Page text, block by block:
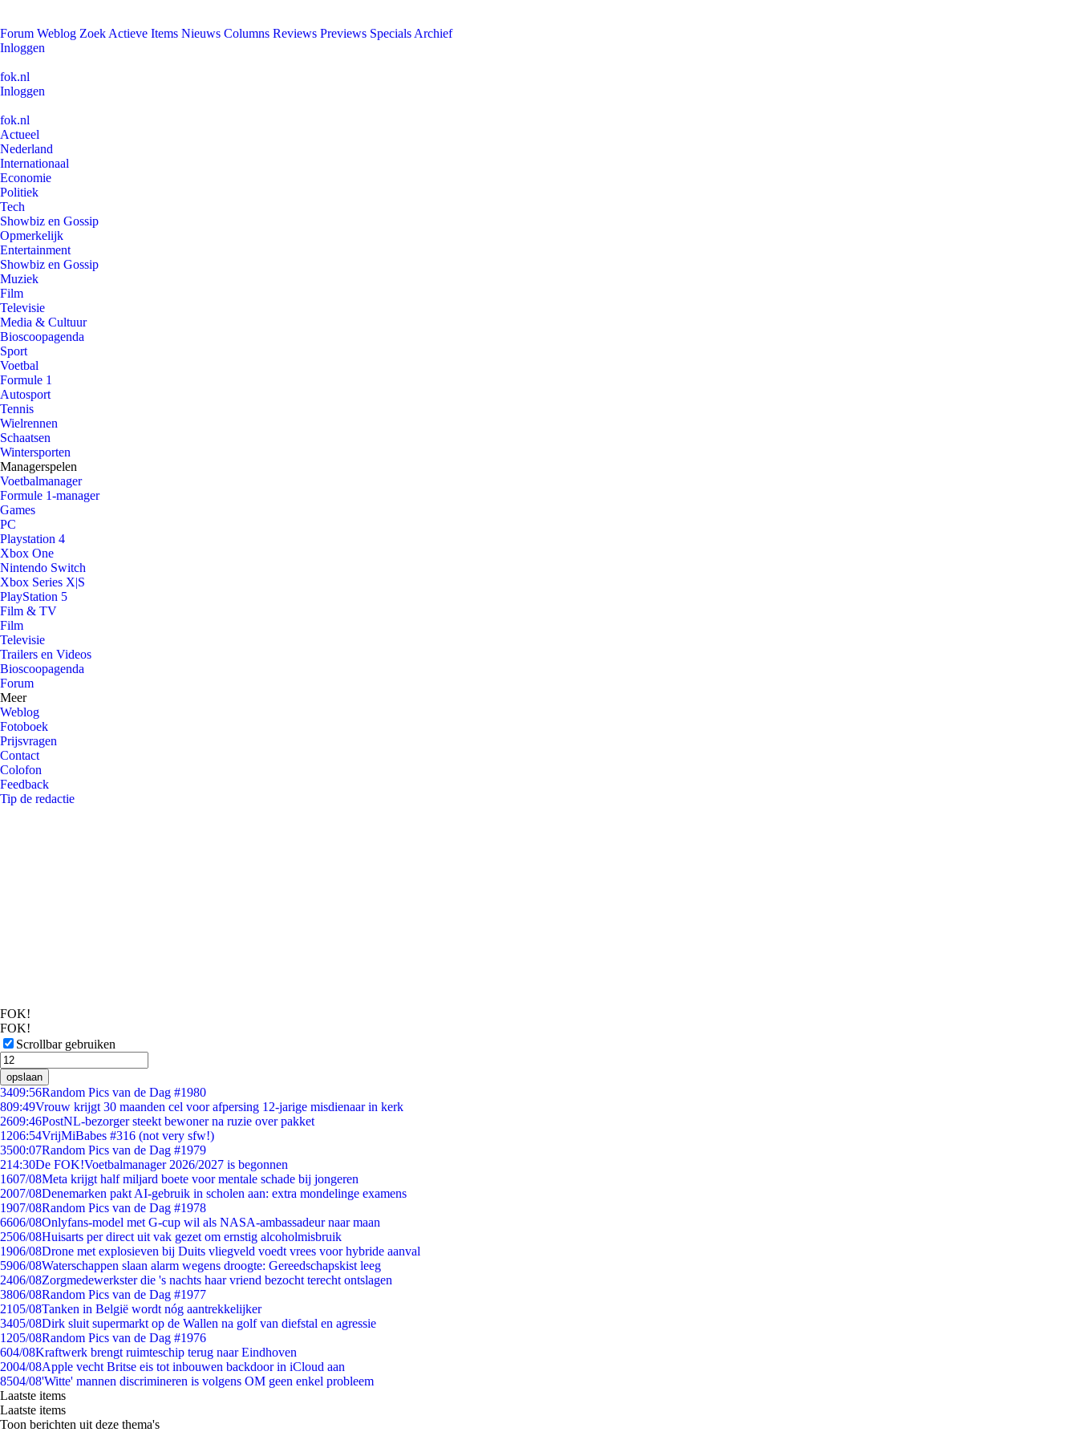
Forum Weblog Zoek Actieve Items Nieuws Columns Reviews Previews Specials Archief
Inloggen
fok.nl
Inloggen
fok.nl
Actueel
Nederland
Internationaal
Economie
Politiek
Tech
Showbiz en Gossip
Opmerkelijk
Entertainment
Showbiz en Gossip
Muziek
Film
Televisie
Media & Cultuur
Bioscoopagenda
Sport
Voetbal
Formule 1
Autosport
Tennis
Wielrennen
Schaatsen
Wintersporten
Managerspelen
Voetbalmanager
Formule 1-manager
Games
PC
Playstation 4
Xbox One
Nintendo Switch
Xbox Series X|S
PlayStation 5
Film & TV
Film
Televisie
Trailers en Videos
Bioscoopagenda
Forum
Meer
Weblog
Fotoboek
Prijsvragen
Contact
Colofon
Feedback
Tip de redactie
FOK!
FOK!
Scrollbar gebruiken
opslaan
3409:56Random Pics van de Dag #1980
809:49Vrouw krijgt 30 maanden cel voor afpersing 12-jarige misdienaar in kerk
2609:46PostNL-bezorger steekt bewoner na ruzie over pakket
1206:54VrijMiBabes #316 (not very sfw!)
3500:07Random Pics van de Dag #1979
214:30De FOK!Voetbalmanager 2026/2027 is begonnen
1607/08Meta krijgt half miljard boete voor mentale schade bij jongeren
2007/08Denemarken pakt AI-gebruik in scholen aan: extra mondelinge examens
1907/08Random Pics van de Dag #1978
6606/08Onlyfans-model met G-cup wil als NASA-ambassadeur naar maan
2506/08Huisarts per direct uit vak gezet om ernstig alcoholmisbruik
1906/08Drone met explosieven bij Duits vliegveld voedt vrees voor hybride aanval
5906/08Waterschappen slaan alarm wegens droogte: Gereedschapskist leeg
2406/08Zorgmedewerkster die 's nachts haar vriend bezocht terecht ontslagen
3806/08Random Pics van de Dag #1977
2105/08Tanken in België wordt nóg aantrekkelijker
3405/08Dirk sluit supermarkt op de Wallen na golf van diefstal en agressie
1205/08Random Pics van de Dag #1976
604/08Kraftwerk brengt ruimteschip terug naar Eindhoven
2004/08Apple vecht Britse eis tot inbouwen backdoor in iCloud aan
8504/08'Witte' mannen discrimineren is volgens OM geen enkel probleem
Laatste items
Laatste items
Toon berichten uit deze thema's